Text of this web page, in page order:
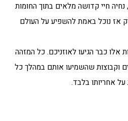
חיי קדושה מלאים בתוך החומות
אז נוכל באמת להשפיע על העולם
אלו כבר הגיעו לאוזניכם. כל המזהה
וקבוצות שהשמיעו אותם במהלך כל
על אחריותו בלבד.